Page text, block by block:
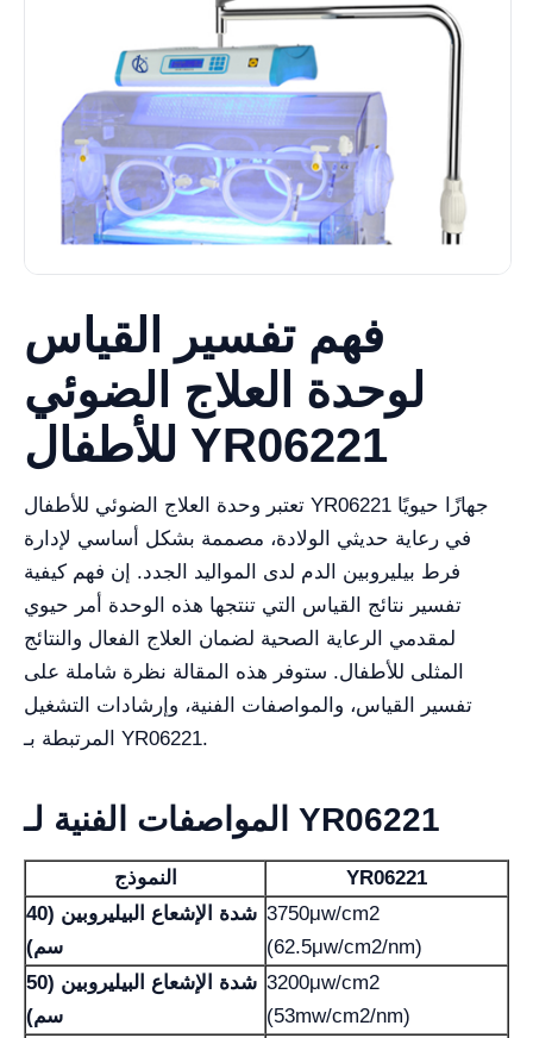
فهم تفسير القياس
لوحدة العلاج الضوئي
للأطفال YR06221
تعتبر وحدة العلاج الضوئي للأطفال YR06221 جهازًا حيويًا
في رعاية حديثي الولادة، مصممة بشكل أساسي لإدارة
فرط بيليروبين الدم لدى المواليد الجدد. إن فهم كيفية
تفسير نتائج القياس التي تنتجها هذه الوحدة أمر حيوي
لمقدمي الرعاية الصحية لضمان العلاج الفعال والنتائج
المثلى للأطفال. ستوفر هذه المقالة نظرة شاملة على
تفسير القياس، والمواصفات الفنية، وإرشادات التشغيل
المرتبطة بـ YR06221.
المواصفات الفنية لـ YR06221
النموذج
YR06221
شدة الإشعاع البيليروبين (40
سم)
3750μw/cm2
(62.5μw/cm2/nm)
شدة الإشعاع البيليروبين (50
سم)
3200μw/cm2
(53mw/cm2/nm)